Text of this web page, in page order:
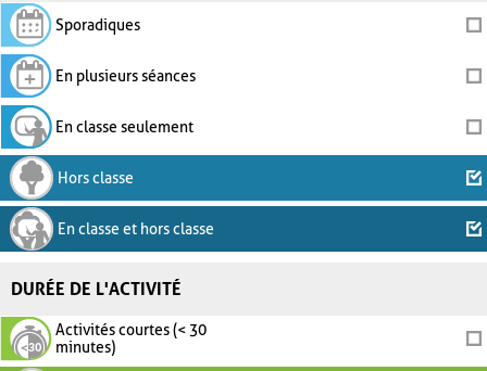
Sporadiques
En plusieurs séances
En classe seulement
Hors classe
En classe et hors classe
DURÉE DE L'ACTIVITÉ
Activités courtes (< 30
minutes)